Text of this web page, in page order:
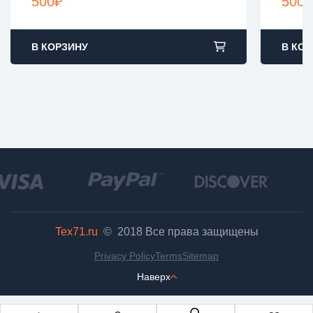
В КОРЗИНУ В
Tex71.ru © 2018 Все права защищены
Наверх
Privacy PolicyTermsSitemap